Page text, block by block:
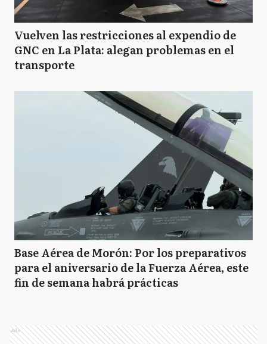
Vuelven las restricciones al expendio de
GNC en La Plata: alegan problemas en el
transporte
Base Aérea de Morón: Por los preparativos
para el aniversario de la Fuerza Aérea, este
fin de semana habrá prácticas
Ads